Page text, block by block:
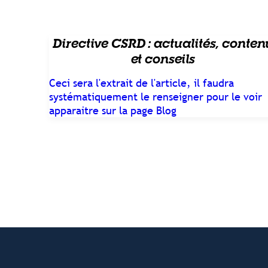
Directive CSRD : actualités,
et conseils
Ceci sera l'extrait de l'article, il faudra
systématiquement le renseigner pour le voir
apparaitre sur la page Blog